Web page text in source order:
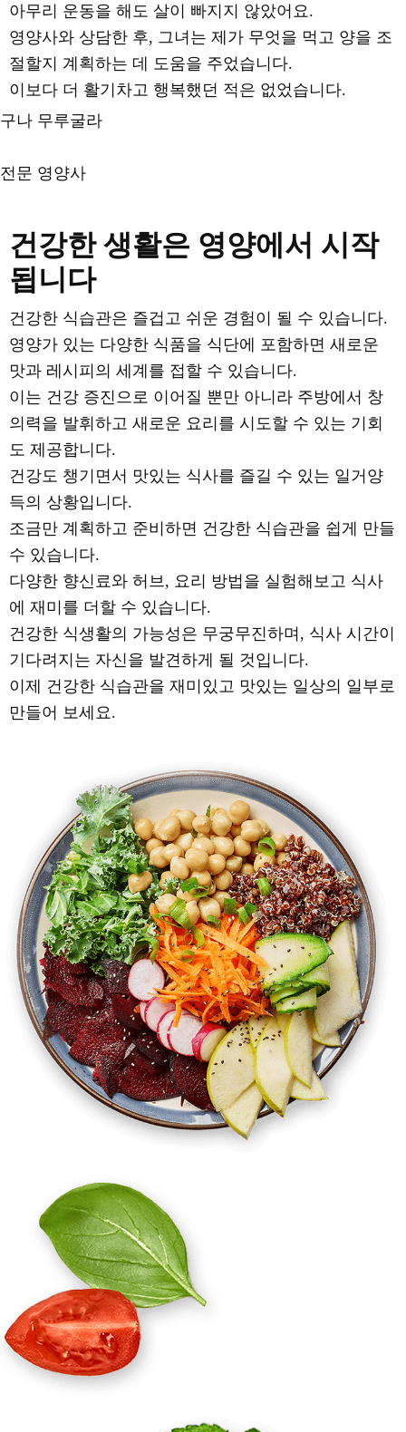
아무리 운동을 해도 살이 빠지지 않았어요.
영양사와 상담한 후, 그녀는 제가 무엇을 먹고 양을 조
절할지 계획하는 데 도움을 주었습니다.
이보다 더 활기차고 행복했던 적은 없었습니다.
구나 무루굴라
전문 영양사
건강한 생활은 영양에서 시작
됩니다
건강한 식습관은 즐겁고 쉬운 경험이 될 수 있습니다.
영양가 있는 다양한 식품을 식단에 포함하면 새로운
맛과 레시피의 세계를 접할 수 있습니다.
이는 건강 증진으로 이어질 뿐만 아니라 주방에서 창
의력을 발휘하고 새로운 요리를 시도할 수 있는 기회
도 제공합니다.
건강도 챙기면서 맛있는 식사를 즐길 수 있는 일거양
득의 상황입니다.
조금만 계획하고 준비하면 건강한 식습관을 쉽게 만들
수 있습니다.
다양한 향신료와 허브, 요리 방법을 실험해보고 식사
에 재미를 더할 수 있습니다.
건강한 식생활의 가능성은 무궁무진하며, 식사 시간이
기다려지는 자신을 발견하게 될 것입니다.
이제 건강한 식습관을 재미있고 맛있는 일상의 일부로
만들어 보세요.